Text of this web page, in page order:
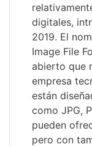
digitales,
2019. El
Image File
abierto que
empresa
están
como JPG,
pueden
pero con